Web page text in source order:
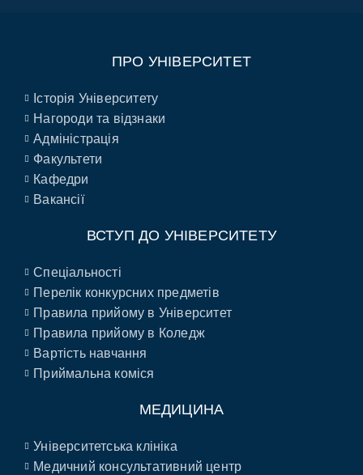
ПРО УНІВЕРСИТЕТ
Історія Університету
Нагороди та відзнаки
Адміністрація
Факультети
Кафедри
Вакансії
ВСТУП ДО УНІВЕРСИТЕТУ
Спеціальності
Перелік конкурсних предметів
Правила прийому в Університет
Правила прийому в Коледж
Вартість навчання
Приймальна коміся
МЕДИЦИНА
Університетська клініка
Медичний консультативний центр